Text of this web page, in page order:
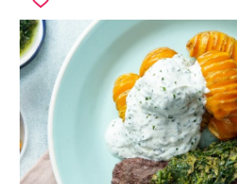
Sla
recept
op
bbq-
ossenhaas
met
salsa
verde
en
loaded
hasselback-
aardappelen